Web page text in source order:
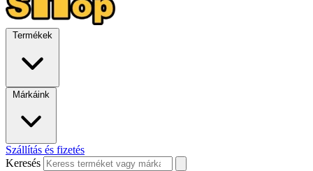
Termékek
Márkáink
Szállítás és fizetés
Keresés